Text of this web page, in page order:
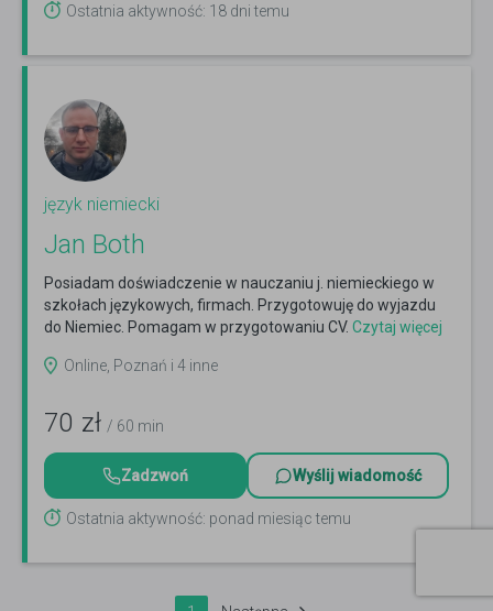
Ostatnia aktywność: 18 dni temu
język niemiecki
Jan Both
Posiadam doświadczenie w nauczaniu j. niemieckiego w
szkołach językowych, firmach. Przygotowuję do wyjazdu
do Niemiec. Pomagam w przygotowaniu CV. Czytaj więcej
Online, Poznań i 4 inne
70 zł / 60 min
Zadzwoń Wyślij wiadomość
Ostatnia aktywność: ponad miesiąc temu